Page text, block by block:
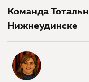
Команда
Нижнеудинске